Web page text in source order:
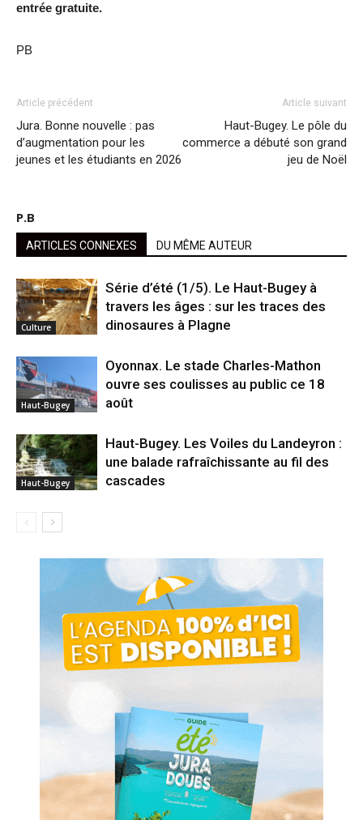
entrée gratuite.
PB
Article précédent
Jura. Bonne nouvelle : pas
d’augmentation pour les
jeunes et les étudiants en 2026
Article suivant
Haut-Bugey. Le pôle du
commerce a débuté son grand
jeu de Noël
P.B
ARTICLES CONNEXES DU MÊME AUTEUR
Culture
Série d’été (1/5). Le Haut-Bugey à
travers les âges : sur les traces des
dinosaures à Plagne
Haut-Bugey
Oyonnax. Le stade Charles-Mathon
ouvre ses coulisses au public ce 18
août
Haut-Bugey
Haut-Bugey. Les Voiles du Landeyron :
une balade rafraîchissante au fil des
cascades